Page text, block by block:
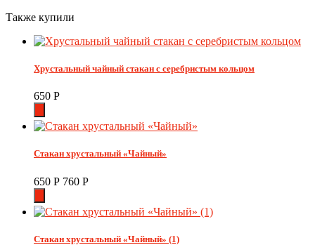
Также купили
Хрустальный чайный стакан с серебристым кольцом
650 Р
Стакан хрустальный «Чайный»
650 Р 760 Р
Стакан хрустальный «Чайный» (1)